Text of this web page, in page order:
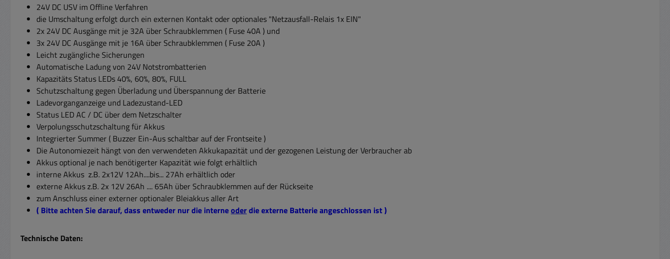
24V DC USV im Offline Verfahren
die Umschaltung erfolgt durch ein externen Kontakt oder optionales "Netzausfall-Relais 1x EIN"
2x 24V DC Ausgänge mit je 32A über Schraubklemmen ( Fuse 40A ) und
3x 24V DC Ausgänge mit je 16A über Schraubklemmen ( Fuse 20A )
Leicht zugängliche Sicherungen
Automatische Ladung von 24V Notstrombatterien
Kapazitäts Status LEDs 40%, 60%, 80%, FULL
Schutzschaltung gegen Überladung und Überspannung der Batterie
Ladevorganganzeige und Ladezustand-LED
Status LED AC / DC über dem Netzschalter
Verpolungsschutzschaltung für Akkus
Integrierter Summer ( Buzzer Ein-Aus schaltbar auf der Frontseite )
Die Autonomiezeit hängt von den verwendeten Akkukapazität und der gezogenen Leistung der Verbraucher ab
Akkus optional je nach benötigerter Kapazität wie folgt erhältlich
interne Akkus z.B. 2x12V 12Ah....bis... 27Ah erhältlich oder
externe Akkus z.B. 2x 12V 26Ah .... 65Ah über Schraubklemmen auf der Rückseite
zum Anschluss einer externer optionaler Bleiakkus aller Art
( Bitte achten Sie darauf, dass entweder nur die interneoderdie externe Batterie angeschlossen ist )
Technische Daten: